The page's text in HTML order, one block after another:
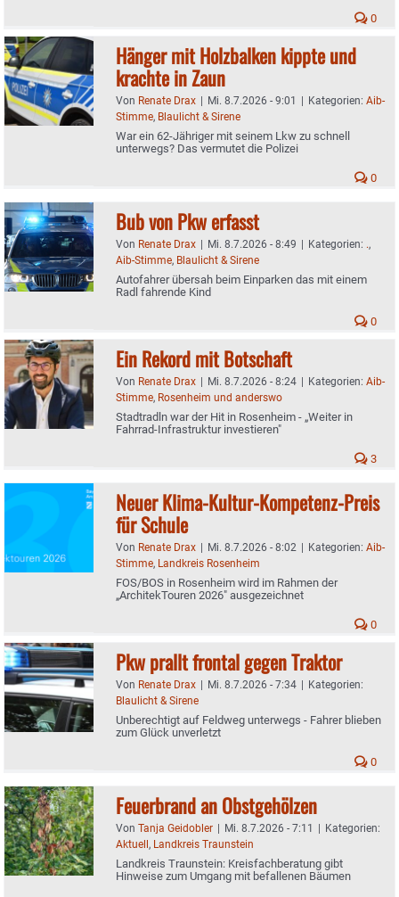
0
Hänger mit Holzbalken kippte und
krachte in Zaun
Von Renate Drax | Mi. 8.7.2026 - 9:01 | Kategorien: Aib-
Stimme, Blaulicht & Sirene
War ein 62-Jähriger mit seinem Lkw zu schnell
unterwegs? Das vermutet die Polizei
0
Bub von Pkw erfasst
Von Renate Drax | Mi. 8.7.2026 - 8:49 | Kategorien: .,
Aib-Stimme, Blaulicht & Sirene
Autofahrer übersah beim Einparken das mit einem
Radl fahrende Kind
0
Ein Rekord mit Botschaft
Von Renate Drax | Mi. 8.7.2026 - 8:24 | Kategorien: Aib-
Stimme, Rosenheim und anderswo
Stadtradln war der Hit in Rosenheim - „Weiter in
Fahrrad-Infrastruktur investieren"
3
Neuer Klima-Kultur-Kompetenz-Preis
für Schule
Von Renate Drax | Mi. 8.7.2026 - 8:02 | Kategorien: Aib-
Stimme, Landkreis Rosenheim
FOS/BOS in Rosenheim wird im Rahmen der
„ArchitekTouren 2026" ausgezeichnet
0
Pkw prallt frontal gegen Traktor
Von Renate Drax | Mi. 8.7.2026 - 7:34 | Kategorien:
Blaulicht & Sirene
Unberechtigt auf Feldweg unterwegs - Fahrer blieben
zum Glück unverletzt
0
Feuerbrand an Obstgehölzen
Von Tanja Geidobler | Mi. 8.7.2026 - 7:11 | Kategorien:
Aktuell, Landkreis Traunstein
Landkreis Traunstein: Kreisfachberatung gibt
Hinweise zum Umgang mit befallenen Bäumen